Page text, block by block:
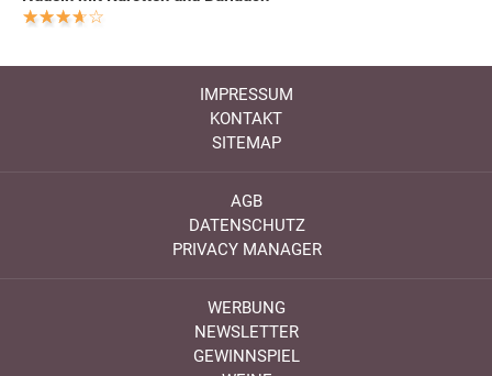
IMPRESSUM
KONTAKT
SITEMAP
AGB
DATENSCHUTZ
PRIVACY MANAGER
WERBUNG
NEWSLETTER
GEWINNSPIEL